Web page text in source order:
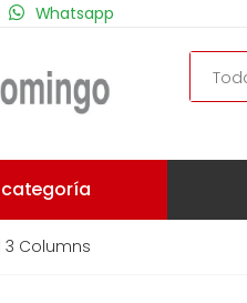
Whatsapp
Search
3 Columns